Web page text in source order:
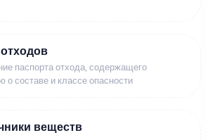
паспорта отхода, содержащего
составе и классе опасности
веществ